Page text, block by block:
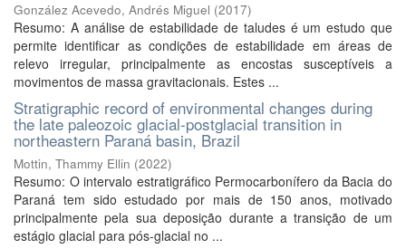
González Acevedo, Andrés Miguel (2017)
Resumo: A análise de estabilidade de taludes é um estudo que
permite identificar as condições de estabilidade em áreas de
relevo irregular, principalmente as encostas susceptíveis a
movimentos de massa gravitacionais. Estes ...
Stratigraphic record of environmental changes during
the late paleozoic glacial-postglacial transition in
northeastern Paraná basin, Brazil
Mottin, Thammy Ellin (2022)
Resumo: O intervalo estratigráfico Permocarbonífero da Bacia do
Paraná tem sido estudado por mais de 150 anos, motivado
principalmente pela sua deposição durante a transição de um
estágio glacial para pós-glacial no ...